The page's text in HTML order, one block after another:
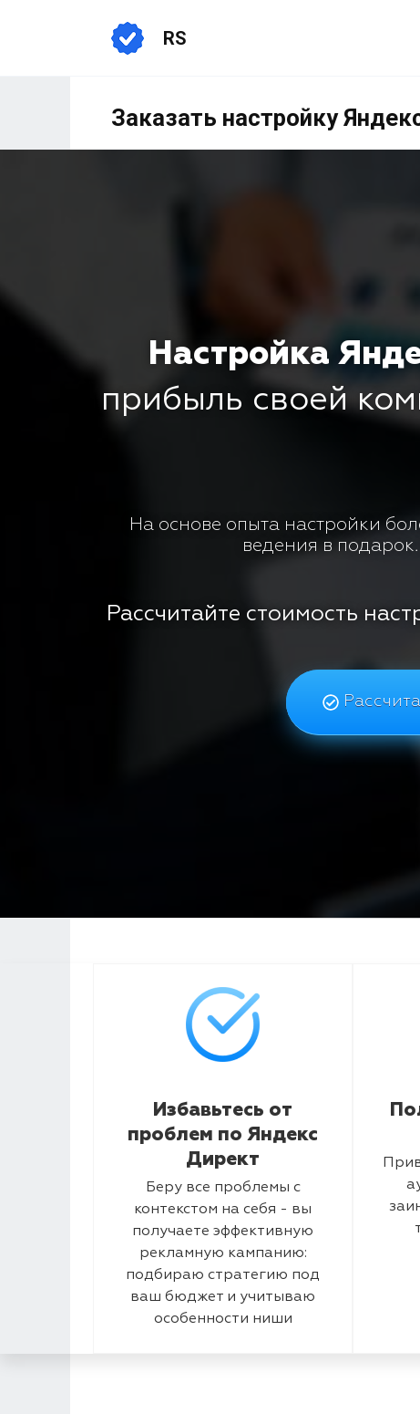
RS
Заказать настройку
Настройка
прибыль своей
На основе опыта настройки
ведения в
Рассчитайте стоимость
Избавьтесь от
проблем по Яндекс
Директ
Беру все проблемы с
контекстом на себя - вы
получаете эффективную
рекламную кампанию:
подбираю стратегию под
ваш бюджет и учитываю
особенности ниши